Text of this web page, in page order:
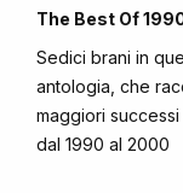
The Best Of
Sedici brani in
antologia, che
maggiori
dal 1990 al 2000